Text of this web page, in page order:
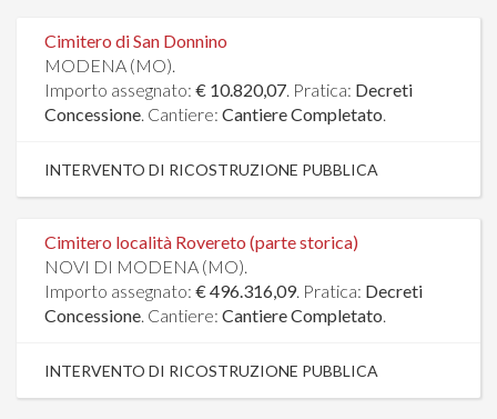
Cimitero di San Donnino
MODENA (MO).
Importo assegnato: € 10.820,07. Pratica: Decreti
Concessione. Cantiere: Cantiere Completato.
INTERVENTO DI RICOSTRUZIONE PUBBLICA
Cimitero località Rovereto (parte storica)
NOVI DI MODENA (MO).
Importo assegnato: € 496.316,09. Pratica: Decreti
Concessione. Cantiere: Cantiere Completato.
INTERVENTO DI RICOSTRUZIONE PUBBLICA